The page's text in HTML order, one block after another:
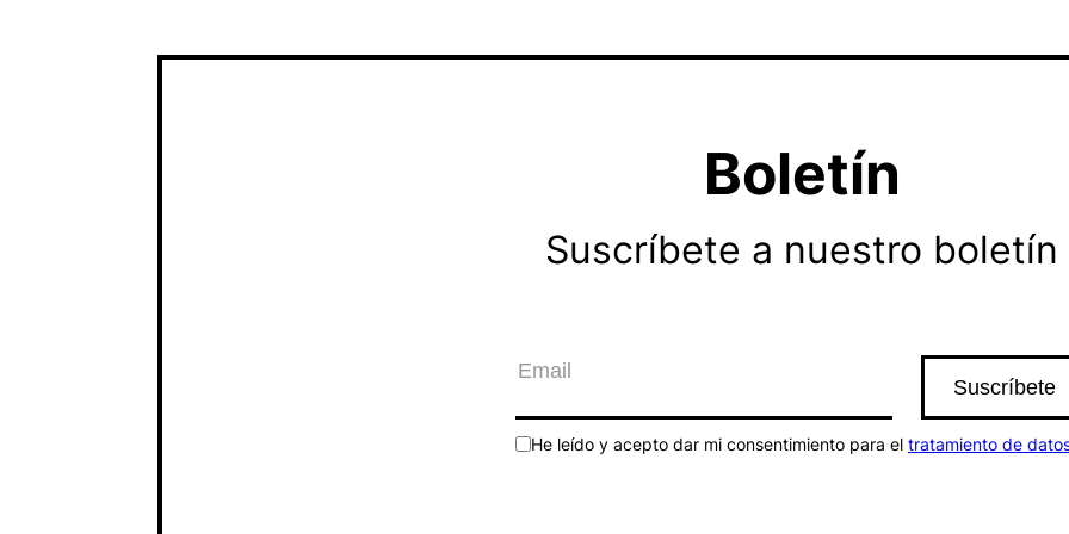
Boletín
Suscríbete a nuestro boletín
He leído y acepto dar mi consentimiento para el tratamiento de